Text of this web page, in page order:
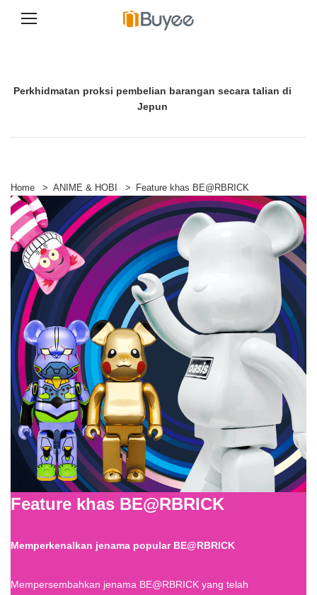
n
t
Perkhidmatan proksi pembelian barangan secara talian di
Jepun
Home > ANIME & HOBI > Feature khas BE@RBRICK
Feature khas BE@RBRICK
Memperkenalkan jenama popular BE@RBRICK
Mempersembahkan jenama BE@RBRICK yang telah